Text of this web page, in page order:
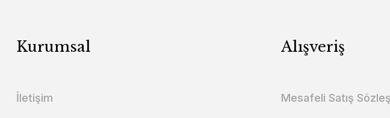
Kurumsal
İletişim
Alışveriş
Mesafeli Satış